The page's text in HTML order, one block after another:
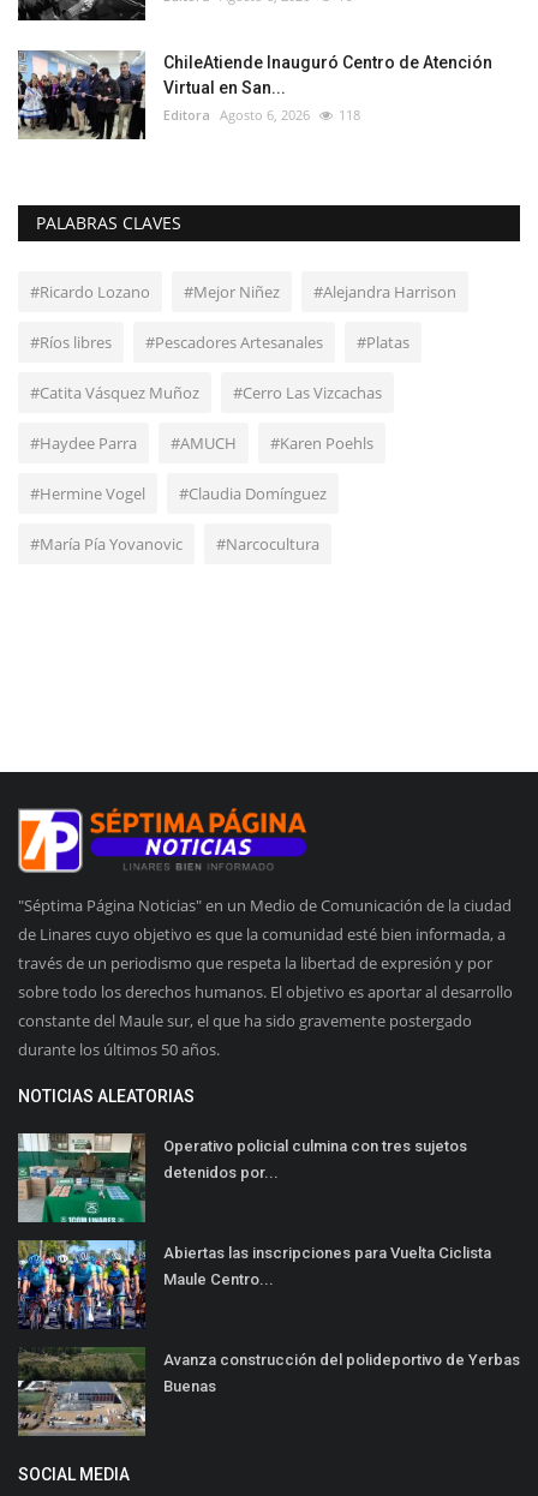
ChileAtiende Inauguró Centro de Atención
Virtual en San...
Editora Agosto 6, 2026 118
PALABRAS CLAVES
#Ricardo Lozano #Mejor Niñez #Alejandra Harrison
#Ríos libres #Pescadores Artesanales #Platas
#Catita Vásquez Muñoz #Cerro Las Vizcachas
#Haydee Parra #AMUCH #Karen Poehls
#Hermine Vogel #Claudia Domínguez
#María Pía Yovanovic #Narcocultura
"Séptima Página Noticias" en un Medio de Comunicación de la ciudad
de Linares cuyo objetivo es que la comunidad esté bien informada, a
través de un periodismo que respeta la libertad de expresión y por
sobre todo los derechos humanos. El objetivo es aportar al desarrollo
constante del Maule sur, el que ha sido gravemente postergado
durante los últimos 50 años.
NOTICIAS ALEATORIAS
Operativo policial culmina con tres sujetos
detenidos por...
Abiertas las inscripciones para Vuelta Ciclista
Maule Centro...
Avanza construcción del polideportivo de Yerbas
Buenas
SOCIAL MEDIA